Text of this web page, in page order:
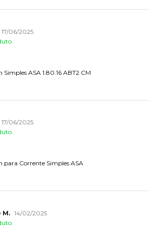
17/06/2025
ASA 1.80.16 ABT2 CM
17/06/2025
Corrente Simples ASA
M. 14/02/2025